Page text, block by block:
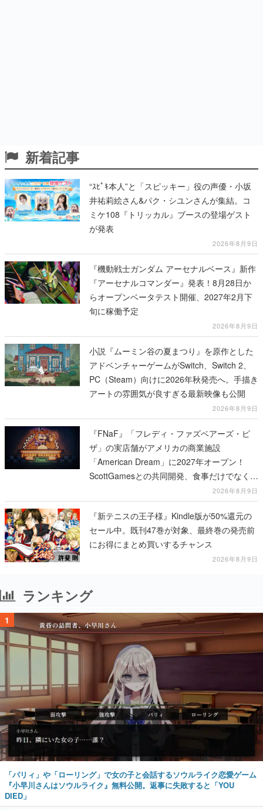
新着記事
“ｽﾋﾟｷ本人”と「スピッキー」役の声優・小坂
井祐莉絵さん&パク・シユンさんが集結。コ
ミケ108『トリッカル』ブースの登場ゲスト
が発表
2026年8月9日
『機動戦士ガンダム アーセナルベース』新作
『アーセナルコマンダー』発表！8月28日か
らオープンベータテスト開催、2027年2月下
旬に稼働予定
2026年8月9日
小説『ムーミン谷の夏まつり』を原作とした
アドベンチャーゲームがSwitch、Switch 2、
PC（Steam）向けに2026年秋発売へ。手描き
アートの雰囲気が良すぎる最新映像も公開
2026年8月9日
『FNaF』「フレディ・ファズベアーズ・ピ
ザ」の実店舗がアメリカの商業施設
「American Dream」に2027年オープン！
ScottGamesとの共同開発、食事だけでなくス
テージショーや没入型のホラー体験も楽しめ
る
2026年8月9日
『新テニスの王子様』Kindle版が50%還元の
セール中。既刊47巻が対象、最終巻の発売前
にお得にまとめ買いするチャンス
2026年8月9日
ランキング
1
「パリィ」や「ローリング」で女の子と会話するソウルライク恋愛ゲーム
『小早川さんはソウルライク』無料公開。返事に失敗すると「YOU
DIED」